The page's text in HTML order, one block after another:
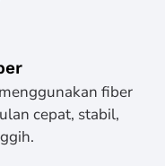
fiber
cepat, stabil,